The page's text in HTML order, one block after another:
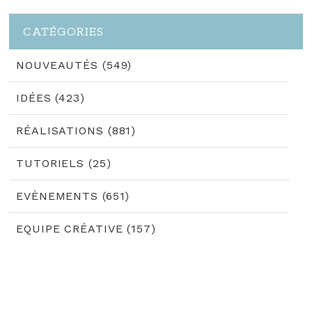
CATÉGORIES
NOUVEAUTÉS (549)
IDÉES (423)
RÉALISATIONS (881)
TUTORIELS (25)
EVÈNEMENTS (651)
EQUIPE CRÉATIVE (157)